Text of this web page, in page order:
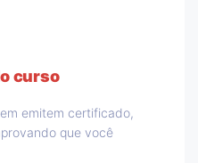
curso
emitem certificado,
que você